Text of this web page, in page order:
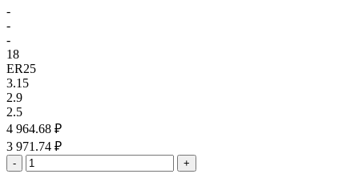
-
-
-
18
ER25
3.15
2.9
2.5
4 964.68 ₽
3 971.74 ₽
- +